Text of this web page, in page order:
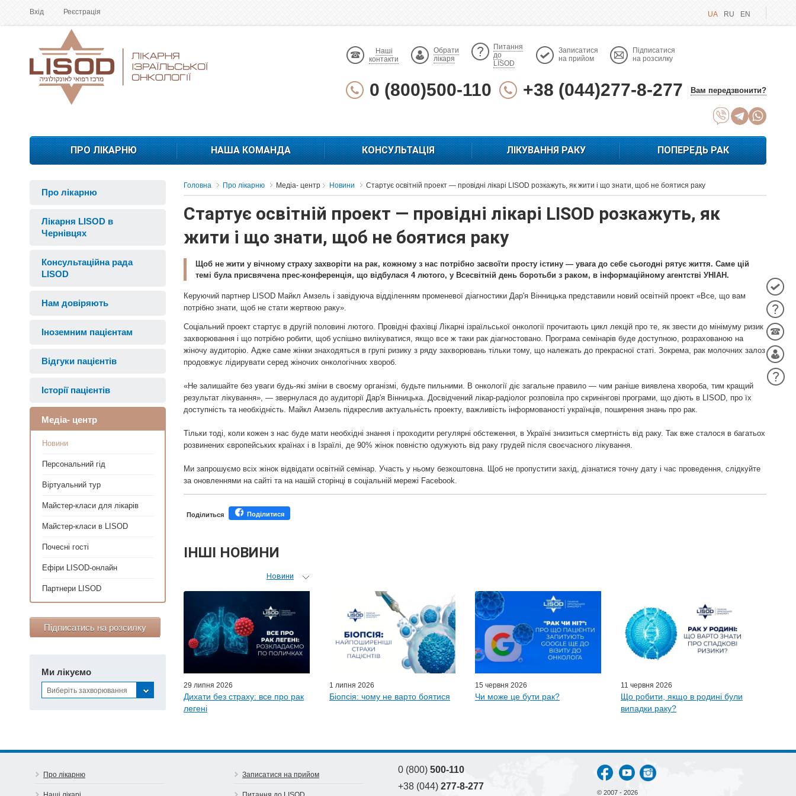
Вхід Реєстрація UA RU EN
Наші
контакти
Обрати
лікаря
Питання
до
LISOD
Записатися
на прийом
Підписатися
на розсилку
0 (800)500-110 +38 (044)277-8-277 Вам передзвонити?
ПРО ЛІКАРНЮ НАША КОМАНДА КОНСУЛЬТАЦІЯ ЛІКУВАННЯ РАКУ ПОПЕРЕДЬ РАК
Про лікарню
Лікарня LISOD в
Чернівцях
Консультаційна рада
LISOD
Нам довіряють
Іноземним пацієнтам
Відгуки пацієнтів
Історії пацієнтів
Медіа- центр
Новини
Персональний гід
Віртуальний тур
Майстер-класи для лікарів
Майстер-класи в LISOD
Почесні гості
Ефіри LISOD-онлайн
Партнери LISOD
Підписатись на розсилку
Ми лікуємо
Виберіть захворювання
Головна Про лікарню Медіа- центр Новини Стартує освітній проект — провідні лікарі LISOD розкажуть, як жити і що знати, щоб не боятися раку
Стартує освітній проект — провідні лікарі LISOD розкажуть, як
жити і що знати, щоб не боятися раку
Щоб не жити у вічному страху захворіти на рак, кожному з нас потрібно засвоїти просту істину — увага до себе сьогодні рятує життя. Саме цій
темі була присвячена прес-конференція, що відбулася 4 лютого, у Всесвітній день боротьби з раком, в інформаційному агентстві УНІАН.
Керуючий партнер LISOD Майкл Амзель і завідуюча відділенням променевої діагностики Дар'я Вінницька представили новий освітній проект «Все, що вам
потрібно знати, щоб не стати жертвою раку».
Соціальний проект стартує в другій половині лютого. Провідні фахівці Лікарні ізраїльської онкології прочитають цикл лекцій про те, як звести до мінімуму ризик
захворювання і що потрібно робити, щоб успішно вилікуватися, якщо все ж таки рак діагностовано. Програма семінарів буде доступною, розрахованою на
жіночу аудиторію. Адже саме жінки знаходяться в групі ризику з ряду захворювань тільки тому, що належать до прекрасної статі. Зокрема, рак молочних залоз
продовжує лідирувати серед жіночих онкологічних хвороб.
«Не залишайте без уваги будь-які зміни в своєму організмі, будьте пильними. В онкології діє загальне правило — чим раніше виявлена хвороба, тим кращий
результат лікування», — звернулася до аудиторії Дар'я Вінницька. Досвідчений лікар-радіолог розповіла про скринінгові програми, що діють в LISOD, про їх
доступність та необхідність. Майкл Амзель підкреслив актуальність проекту, важливість інформованості українців, поширення знань про рак.
Тільки тоді, коли кожен з нас буде мати необхідні знання і проходити регулярні обстеження, в Україні знизиться смертність від раку. Так вже сталося в багатьох
розвинених європейських країнах і в Ізраїлі, де 90% жінок повністю одужують від раку грудей після своєчасного лікування.
Ми запрошуємо всіх жінок відвідати освітній семінар. Участь у ньому безкоштовна. Щоб не пропустити захід, дізнатися точну дату і час проведення, слідкуйте
за оновленнями на сайті та на нашій сторінці в соціальній мережі Facebook.
Поділиться Поділитися
ІНШІ НОВИНИ
Новини
Персональний гід
Майстер-класи для лікарів
Почесні гості
Ефіри LISOD-онлайн
Партнери LISOD
29 липня 2026
Дихати без страху: все про рак
легені
1 липня 2026
Біопсія: чому не варто боятися
15 червня 2026
Чи може це бути рак?
11 червня 2026
Що робити, якщо в родині були
випадки раку?
Про лікарню Записатися на прийом 0 (800) 500-110
+38 (044) 277-8-277
© 2007 - 2026